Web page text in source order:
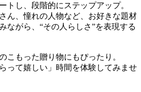
トし、段階的にステップアップ。
ん、憧れの人物など、お好きな題材
ながら、“その人らしさ”を表現する
こもった贈り物にもぴったり。
って嬉しい」時間を体験してみませ